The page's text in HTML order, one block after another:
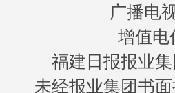
广播电
增值电
福建日报报业
未经报业集团书